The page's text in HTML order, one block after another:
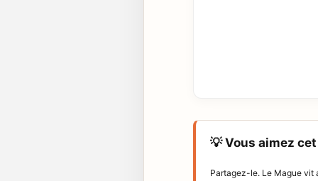
💡 Vous aimez
Partagez-le. Le Mague vit